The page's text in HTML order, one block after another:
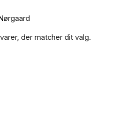
der matcher dit valg.